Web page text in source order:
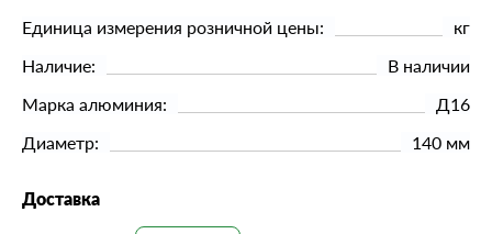
Единица измерения розничной цены:
кг
Наличие:
В наличии
Марка алюминия:
Д16
Диаметр:
140 мм
Доставка